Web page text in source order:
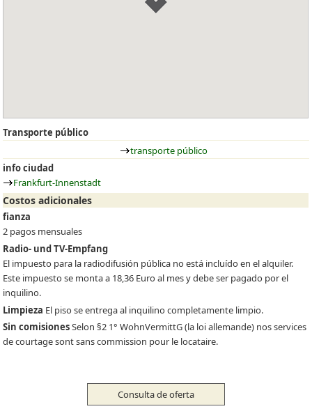
Transporte público
transporte público
info ciudad
Frankfurt-Innenstadt
Costos adicionales
fianza
2 pagos mensuales
Radio- und TV-Empfang
El impuesto para la radiodifusión pública no está incluído en el alquiler.
Este impuesto se monta a 18,36 Euro al mes y debe ser pagado por el
inquilino.
Limpieza El piso se entrega al inquilino completamente limpio.
Sin comisionesSelon §2 1° WohnVermittG (la loi allemande) nos services
de courtage sont sans commission pour le locataire.
Consulta de oferta